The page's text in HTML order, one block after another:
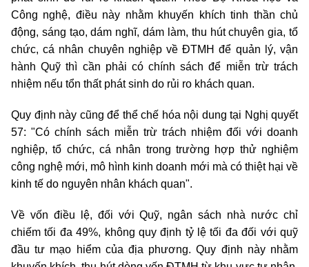
Công nghệ, điều này nhằm khuyến khích tinh thần chủ
động, sáng tạo, dám nghĩ, dám làm, thu hút chuyên gia, tổ
chức, cá nhân chuyên nghiệp về ĐTMH để quản lý, vận
hành Quỹ thì cần phải có chính sách để miễn trừ trách
nhiệm nếu tổn thất phát sinh do rủi ro khách quan.
Quy định này cũng để thể chế hóa nội dung tại Nghị quyết
57: "Có chính sách miễn trừ trách nhiệm đối với doanh
nghiệp, tổ chức, cá nhân trong trường hợp thử nghiệm
công nghệ mới, mô hình kinh doanh mới mà có thiệt hại về
kinh tế do nguyên nhân khách quan".
Về vốn điều lệ, đối với Quỹ, ngân sách nhà nước chỉ
chiếm tối đa 49%, không quy định tỷ lệ tối đa đối với quỹ
đầu tư mạo hiểm của địa phương. Quy định này nhằm